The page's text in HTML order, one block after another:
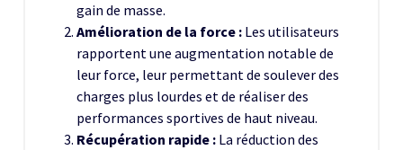
gain de masse.
Amélioration de la force : Les utilisateurs
rapportent une augmentation notable de
leur force, leur permettant de soulever des
charges plus lourdes et de réaliser des
performances sportives de haut niveau.
Récupération rapide : La réduction des